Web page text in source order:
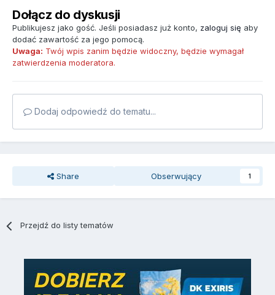
Dołącz do dyskusji
Publikujesz jako gość. Jeśli posiadasz już konto, zaloguj się aby
dodać zawartość za jego pomocą.
Uwaga: Twój wpis zanim będzie widoczny, będzie wymagał
zatwierdzenia moderatora.
Dodaj odpowiedź do tematu...
Share Obserwujący 1
Przejdź do listy tematów